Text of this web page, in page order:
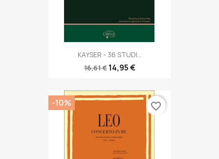
KAYSER - 36 STUDI...
16,61 € 14,95 €
-10% favorite_border